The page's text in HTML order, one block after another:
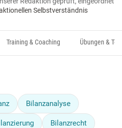
Selbstverständnis
Training & Coaching Übungen &
Bilanzanalyse
Bilanzrecht